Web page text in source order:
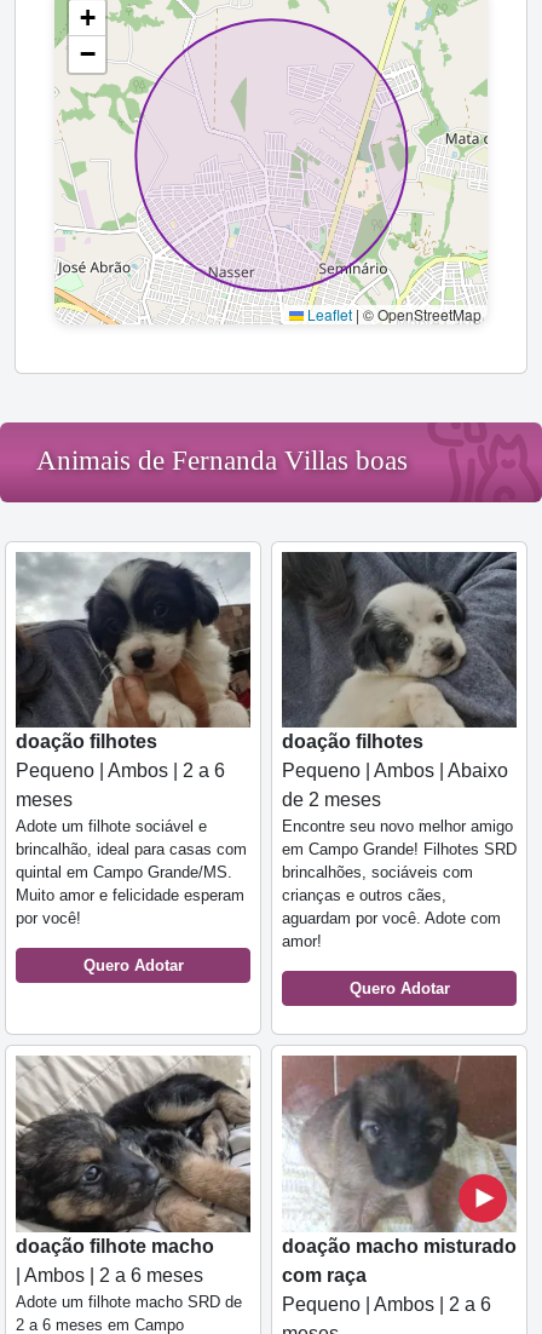
+
−
Leaflet | © OpenStreetMap
Animais de Fernanda Villas boas
doação filhotes
Pequeno | Ambos | 2 a 6
meses
Adote um filhote sociável e
brincalhão, ideal para casas com
quintal em Campo Grande/MS.
Muito amor e felicidade esperam
por você!
Quero Adotar
doação filhotes
Pequeno | Ambos | Abaixo
de 2 meses
Encontre seu novo melhor amigo
em Campo Grande! Filhotes SRD
brincalhões, sociáveis com
crianças e outros cães,
aguardam por você. Adote com
amor!
Quero Adotar
doação filhote macho
| Ambos | 2 a 6 meses
Adote um filhote macho SRD de
2 a 6 meses em Campo
doação macho misturado
com raça
Pequeno | Ambos | 2 a 6